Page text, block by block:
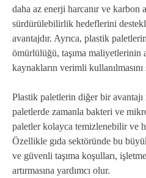
daha az enerji harcanır ve karbon
sürdürülebilirlik hedeflerini
avantajdır. Ayrıca, plastik
ömürlülüğü, taşıma maliyetlerinin
kaynakların verimli kullanılmasını
Plastik paletlerin diğer bir avantajı
paletlerde zamanla bakteri ve
paletler kolayca temizlenebilir ve
Özellikle gıda sektöründe bu
ve güvenli taşıma koşulları,
artırmasına yardımcı olur.